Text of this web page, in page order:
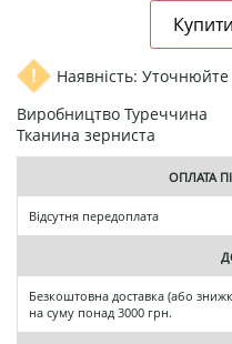
Наявність: Уточнюйте
Виробництво Туреччина
Тканина зерниста
ОПЛАТА
Відсутня передоплата
Безкоштовна доставка (або
на суму понад 3000 грн.